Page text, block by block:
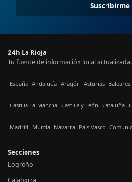
Suscribirme
24h La Rioja
Tu fuente de información local actualizada.
España Andalucía Aragón Asturias Baleares
Castilla La-Mancha Castilla y León Cataluña
Madrid Murcia Navarra País Vasco
Secciones
Logroño
Calahorra